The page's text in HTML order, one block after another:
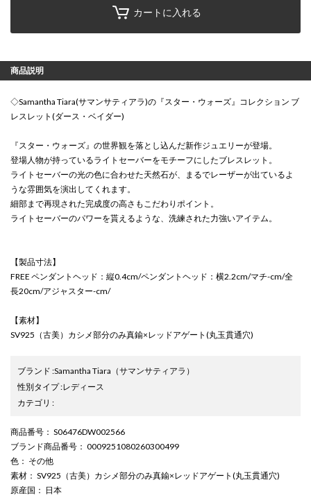
カートに入れる
商品説明
◇Samantha Tiara(サマンサティアラ)の『スター・ウォーズ』コレクション ブ
レスレット(ダース・ベイダー)
『スター・ウォーズ』の世界観を落とし込んだ新作ジュエリーが登場。
登場人物が持っているライトセーバーをモチーフにしたブレスレット。
ライトセーバーの光の色に合わせた天然石が、まるでレーザーが出ているよ
うな雰囲気を演出してくれます。
細部まで再現された完成度の高さもこだわりポイント。
ライトセーバーのパワーを貰えるような、洗練された力強いアイテム。
【製品寸法】
FREE ペンダントヘッド：縦0.4cm/ペンダントヘッド：横2.2cm/マチ-cm/全
長20cm/アジャスター-cm/
【素材】
SV925（古美）カシメ部分のみ真鍮×レッドアゲート(丸玉貫通穴)
ブランド :Samantha Tiara （サマンサティアラ）
性別タイプ:レディース
カテゴリ :
商品番号 ： S06476DW002566
ブランド商品番号 ： 0009251080260300499
色 ： その他
素材 ： SV925（古美）カシメ部分のみ真鍮×レッドアゲート(丸玉貫通穴)
原産国 ： 日本